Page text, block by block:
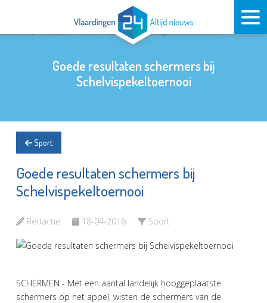
Goede resultaten schermers bij
Schelvispekeltoernooi
Sport
Goede resultaten schermers bij
Schelvispekeltoernooi
Redactie 18-04-2016 Sport
SCHERMEN - Met een aantal landelijk hooggeplaatste
schermers op het appel, wisten de schermers van de